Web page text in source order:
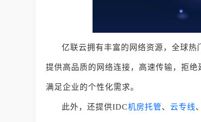
亿联云拥有丰富的网络资源，全球热
提供高品质的网络连接，高速传输，拒
满足企业的个性化需求。
此外，还提供IDC机房托管、 云专线